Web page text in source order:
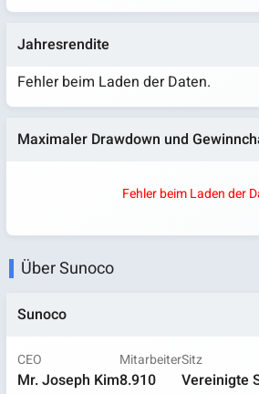
Jahresrendite
Fehler beim Laden der Daten.
Maximaler Drawdown und
Fehler beim Laden der
Über Sunoco
Sunoco
CEO
Mr. Joseph Kim
Mitarbeiter
8.910
Sitz
Vereinigte